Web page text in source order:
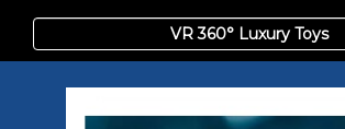
VR 360° Luxury Toys